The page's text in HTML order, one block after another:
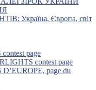
Україна, Європа, світ
page
contest page
page du